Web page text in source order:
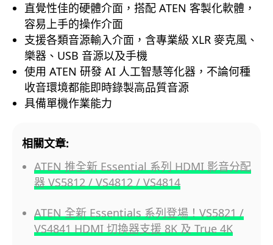
直覺性佳的硬體介面，搭配 ATEN 客製化軟體，
容易上手的操作介面
支援各類音源輸入介面，含專業級 XLR 麥克風、
樂器、USB 音源以及手機
使用 ATEN 研發 AI 人工智慧等化器，不論何種
收音環境都能即時錄製高品質音源
具備單機作業能力
相關文章:
ATEN 推全新 Essential 系列 HDMI 影音分配
器 VS5812 / VS4812 / VS4814
ATEN 全新 Essentials 系列登場！VS5821 /
VS4841 HDMI 切換器支援 8K 及 True 4K